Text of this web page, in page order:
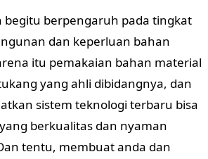
begitu berpengaruh pada tingkat
dan keperluan bahan
itu pemakaian bahan material
yang ahli dibidangnya, dan
sistem teknologi terbaru bisa
berkualitas dan nyaman
tentu, membuat anda dan